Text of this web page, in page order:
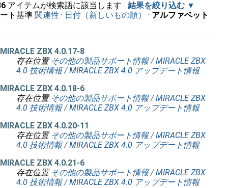
アイテムが検索語に該当します
結果を絞り込む
ト基準 関連性 · 日付（新しいもの順） · アルファベット
MIRACLE ZBX 4.0.17-8
存在位置 その他の製品サポート情報 /MIRACLE ZBX
4.0 技術情報 /MIRACLE ZBX 4.0 アップデート情報
MIRACLE ZBX 4.0.18-6
存在位置 その他の製品サポート情報 /MIRACLE ZBX
4.0 技術情報 /MIRACLE ZBX 4.0 アップデート情報
MIRACLE ZBX 4.0.20-11
存在位置 その他の製品サポート情報 /MIRACLE ZBX
4.0 技術情報 /MIRACLE ZBX 4.0 アップデート情報
MIRACLE ZBX 4.0.21-6
存在位置 その他の製品サポート情報 /MIRACLE ZBX
4.0 技術情報 /MIRACLE ZBX 4.0 アップデート情報